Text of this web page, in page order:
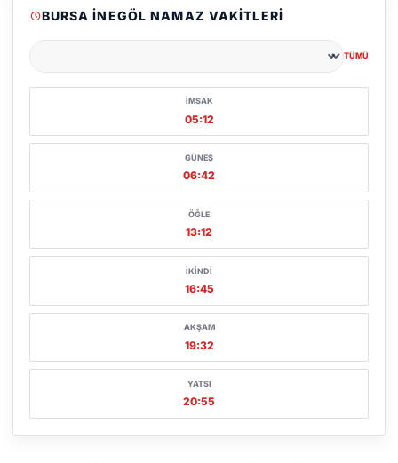
BURSA İNEGÖL NAMAZ VAKITLERI
TÜMÜ
İMSAK
05:12
GÜNEŞ
06:42
ÖĞLE
13:12
İKINDI
16:45
AKŞAM
19:32
YATSI
20:55